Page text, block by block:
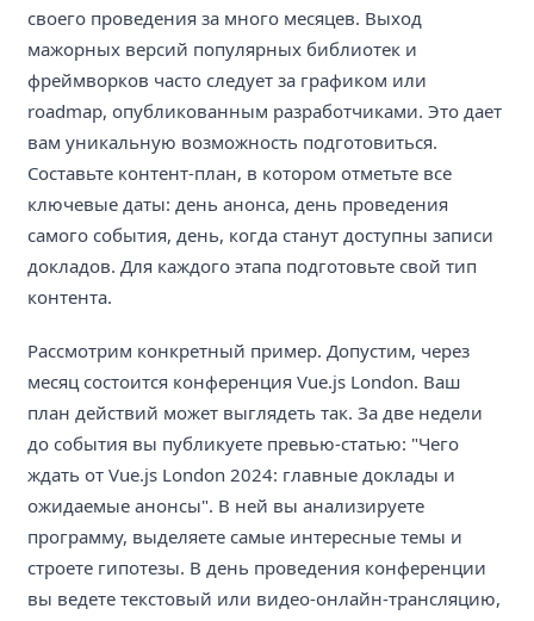
своего проведения за много месяцев. Выход
мажорных версий популярных библиотек и
фреймворков часто следует за графиком или
roadmap, опубликованным разработчиками. Это дает
вам уникальную возможность подготовиться.
Составьте контент-план, в котором отметьте все
ключевые даты: день анонса, день проведения
самого события, день, когда станут доступны записи
докладов. Для каждого этапа подготовьте свой тип
контента.
Рассмотрим конкретный пример. Допустим, через
месяц состоится конференция Vue.js London. Ваш
план действий может выглядеть так. За две недели
до события вы публикуете превью-статью: "Чего
ждать от Vue.js London 2024: главные доклады и
ожидаемые анонсы". В ней вы анализируете
программу, выделяете самые интересные темы и
строете гипотезы. В день проведения конференции
вы ведете текстовый или видео-онлайн-трансляцию,